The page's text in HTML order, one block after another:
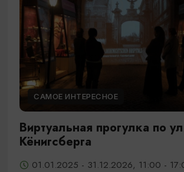
САМОЕ ИНТЕРЕСНОЕ
Виртуальная прогулка по
Кёнигсберга
01.01.2025 - 31.12.2026, 11:00 -